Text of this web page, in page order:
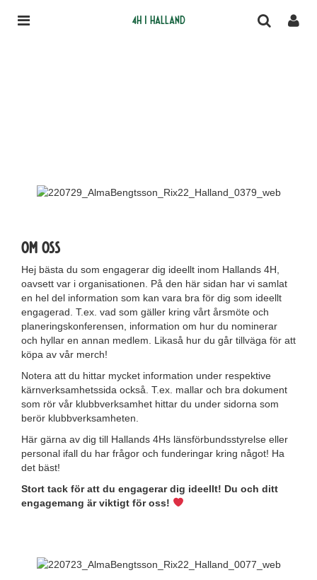
4H i Halland
Om oss
Hej bästa du som engagerar dig ideellt inom Hallands 4H,
oavsett var i organisationen. På den här sidan har vi samlat
en hel del information som kan vara bra för dig som ideellt
engagerad. T.ex. vad som gäller kring vårt årsmöte och
planeringskonferensen, information om hur du nominerar
och hyllar en annan medlem. Likaså hur du går tillväga för att
köpa av vår merch!
Notera att du hittar mycket information under respektive
kärnverksamhetssida också. T.ex. mallar och bra dokument
som rör vår klubbverksamhet hittar du under sidorna som
berör klubbverksamheten.
Här gärna av dig till Hallands 4Hs länsförbundsstyrelse eller
personal ifall du har frågor och funderingar kring något! Ha
det bäst!
Stort tack för att du engagerar dig ideellt! Du och ditt
engagemang är viktigt för oss!